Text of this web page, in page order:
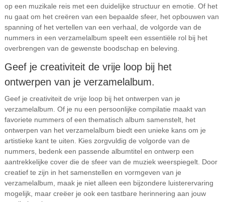
op een muzikale reis met een duidelijke structuur en emotie. Of het
nu gaat om het creëren van een bepaalde sfeer, het opbouwen van
spanning of het vertellen van een verhaal, de volgorde van de
nummers in een verzamelalbum speelt een essentiële rol bij het
overbrengen van de gewenste boodschap en beleving.
Geef je creativiteit de vrije loop bij het
ontwerpen van je verzamelalbum.
Geef je creativiteit de vrije loop bij het ontwerpen van je
verzamelalbum. Of je nu een persoonlijke compilatie maakt van
favoriete nummers of een thematisch album samenstelt, het
ontwerpen van het verzamelalbum biedt een unieke kans om je
artistieke kant te uiten. Kies zorgvuldig de volgorde van de
nummers, bedenk een passende albumtitel en ontwerp een
aantrekkelijke cover die de sfeer van de muziek weerspiegelt. Door
creatief te zijn in het samenstellen en vormgeven van je
verzamelalbum, maak je niet alleen een bijzondere luisterervaring
mogelijk, maar creëer je ook een tastbare herinnering aan jouw